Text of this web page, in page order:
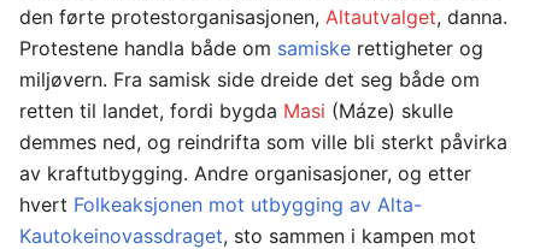
den førte protestorganisasjonen, Altautvalget, danna.
Protestene handla både om samiske rettigheter og
miljøvern. Fra samisk side dreide det seg både om
retten til landet, fordi bygda Masi (Máze) skulle
demmes ned, og reindrifta som ville bli sterkt påvirka
av kraftutbygging. Andre organisasjoner, og etter
hvert Folkeaksjonen mot utbygging av Alta-
Kautokeinovassdraget, sto sammen i kampen mot